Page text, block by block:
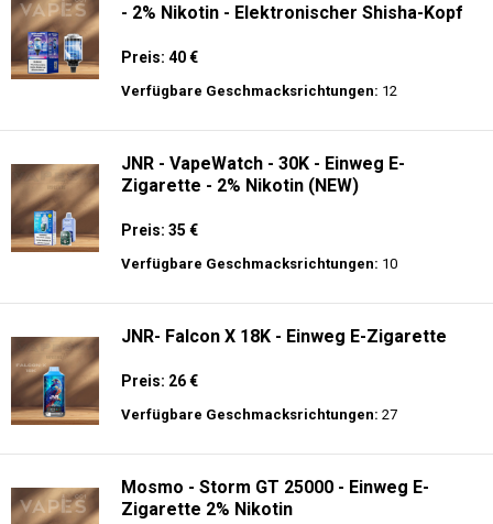
- 2% Nikotin - Elektronischer Shisha-Kopf
Preis: 40 €
Verfügbare Geschmacksrichtungen: 12
JNR - VapeWatch - 30K - Einweg E-
Zigarette - 2% Nikotin (NEW)
Preis: 35 €
Verfügbare Geschmacksrichtungen: 10
JNR- Falcon X 18K - Einweg E-Zigarette
Preis: 26 €
Verfügbare Geschmacksrichtungen: 27
Mosmo - Storm GT 25000 - Einweg E-
Zigarette 2% Nikotin